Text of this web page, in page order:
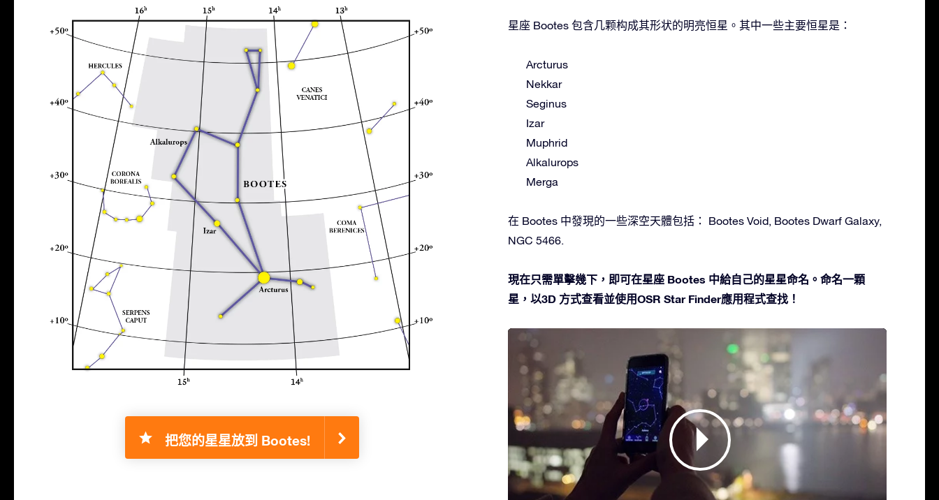
把您的星星放到 Bootes!
星座 Bootes 包含几颗构成其形状的明亮恒星。其中一些主要恒星是：
Arcturus
Nekkar
Seginus
Izar
Muphrid
Alkalurops
Merga
在 Bootes 中發現的一些深空天體包括： Bootes Void, Bootes Dwarf Galaxy,
NGC 5466.
現在只需單擊幾下，即可在星座 Bootes 中給自己的星星命名。命名一顆
星，以3D 方式查看並使用OSR Star Finder應用程式查找！